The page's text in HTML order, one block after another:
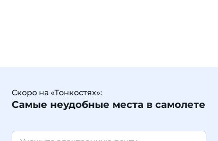
Скоро на «Тонкостях»:
Самые неудобные места в самолете